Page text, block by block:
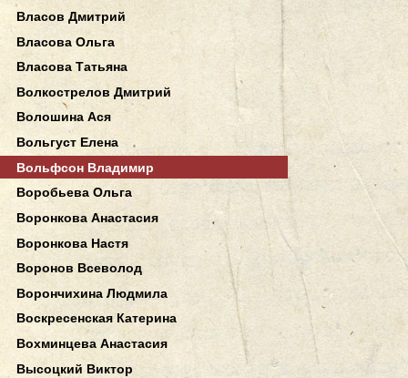
Власов Дмитрий
Власова Ольга
Власова Татьяна
Волкострелов Дмитрий
Волошина Ася
Вольгуст Елена
Вольфсон Владимир
Воробьева Ольга
Воронкова Анастасия
Воронкова Настя
Воронов Всеволод
Ворончихина Людмила
Воскресенская Катерина
Вохминцева Анастасия
Высоцкий Виктор